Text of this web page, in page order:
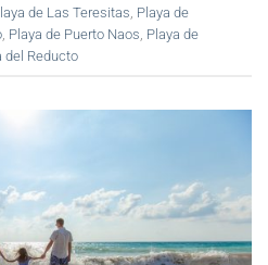
de Las Teresitas Playa de
Playa de Puerto Naos Playa de
del Reducto